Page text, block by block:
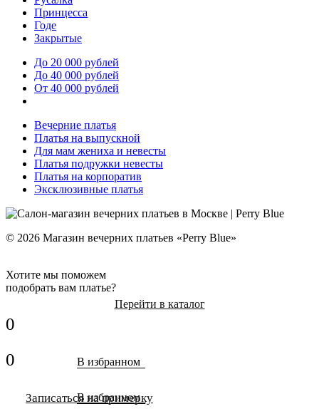
Принцесса
Годе
Закрытые
До 20 000 рублей
До 40 000 рублей
От 40 000 рублей
Вечерние платья
Платья на выпускной
Для мам жениха и невесты
Платья подружки невесты
Платья на корпоратив
Эксклюзивные платья
© 2026 Магазин вечерних платьев «Perry Blue»
Хотите мы поможем
подобрать вам платье?
Перейти в каталог
0
В избранном
0
В избранном
Записаться на примерку